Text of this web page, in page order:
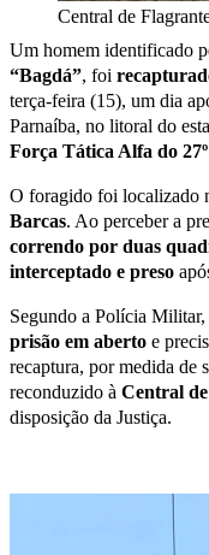
Central de
Um homem identificado
“Bagdá”, foi
terça-feira (15), um dia
Parnaíba, no litoral do
Força Tática Alfa do
O foragido foi localizado
Barcas. Ao perceber a
correndo por duas
interceptado e preso
Segundo a Polícia
prisão em aberto e
recaptura, por medida de
reconduzido à Central
disposição da Justiça.